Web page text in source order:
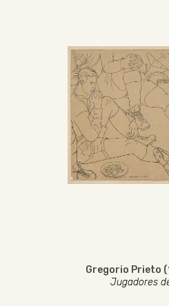
Gregorio Prieto
Jugadores